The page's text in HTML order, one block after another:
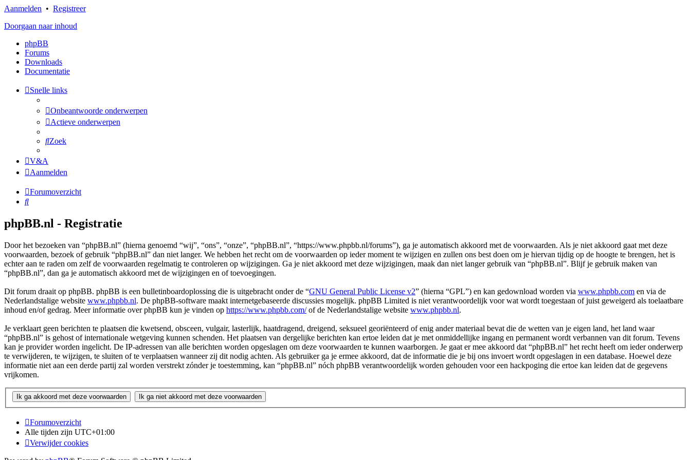
Aanmelden • Registreer
Doorgaan naar inhoud
phpBB
Forums
Downloads
Documentatie
Snelle links
Onbeantwoorde onderwerpen
Actieve onderwerpen
Zoek
V&A
Aanmelden
Forumoverzicht
Zoek
phpBB.nl - Registratie
Door het bezoeken van “phpBB.nl” (hierna genoemd “wij”, “ons”, “onze”, “phpBB.nl”, “https://www.phpbb.nl/forums”), ga je automatisch akkoord met de voorwaarden. Als je niet akkoord gaat met deze
voorwaarden, bezoek of gebruik “phpBB.nl” dan niet langer. We hebben het recht om de voorwaarden op ieder moment te wijzigen en zullen ons best doen om je hiervan tijdig op de hoogte te brengen, het is
echter aan te raden om zelf de voorwaarden regelmatig te controleren op wijzigingen. Ga je niet akkoord met deze wijzigingen, maak dan niet langer gebruik van “phpBB.nl”. Blijf je gebruik maken van
“phpBB.nl”, dan ga je automatisch akkoord met de wijzigingen en of toevoegingen.
Dit forum draait op phpBB. phpBB is een bulletinboardoplossing die is uitgebracht onder de “GNU General Public License v2” (hierna “GPL”) en kan gedownload worden via www.phpbb.com en via de
Nederlandstalige website www.phpbb.nl. De phpBB-software maakt internetgebaseerde discussies mogelijk. phpBB Limited is niet verantwoordelijk voor wat wordt toegestaan of juist geweigerd als toelaatbare
inhoud en/of gedrag. Meer informatie over phpBB kun je vinden op https://www.phpbb.com/of de Nederlandstalige website www.phpbb.nl.
Je verklaart geen berichten te plaatsen die kwetsend, obsceen, vulgair, lasterlijk, haatdragend, dreigend, seksueel georiënteerd of enig ander materiaal bevat die de wetten van je eigen land, het land waar
“phpBB.nl” is gehost of internationale wetgeving kunnen schenden. Het plaatsen van dergelijke berichten kan ertoe leiden dat je met onmiddellijke ingang en permanent wordt verbannen van dit forum. Tevens
kan je provider worden ingelicht. De IP-adressen van alle berichten worden opgeslagen om deze voorwaarden te kunnen waarborgen. Je gaat er mee akkoord dat “phpBB.nl” het recht heeft om ieder onderwerp
te verwijderen, te wijzigen, te sluiten of te verplaatsen wanneer zij dit nodig achten. Als gebruiker ga je ermee akkoord, dat de informatie die je bij ons invoert wordt opgeslagen in een database. Hoewel deze
informatie niet aan een derde partij zal worden verstrekt zónder je toestemming, kan “phpBB.nl” nóch phpBB verantwoordelijk worden gehouden voor een hackpoging die ertoe kan leiden dat de gegevens
vrijkomen.
Forumoverzicht
Alle tijden zijn UTC+01:00
Verwijder cookies